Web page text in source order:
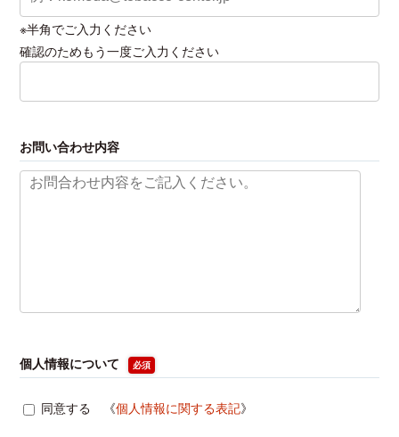
※半角でご入力ください
確認のためもう一度ご入力ください
お問い合わせ内容
個人情報について 必須
同意する 《個人情報に関する表記》